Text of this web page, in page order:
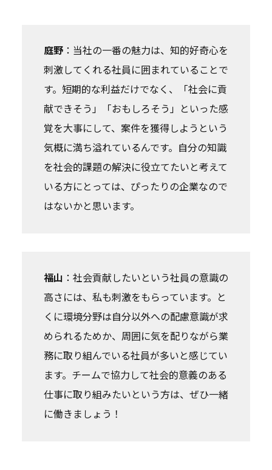
庭野：当社の一番の魅力は、知的好奇心を
刺激してくれる社員に囲まれていることで
す。短期的な利益だけでなく、「社会に貢
献できそう」「おもしろそう」といった感
覚を大事にして、案件を獲得しようという
気概に満ち溢れているんです。自分の知識
を社会的課題の解決に役立てたいと考えて
いる方にとっては、ぴったりの企業なので
はないかと思います。
福山 ：社会貢献したいという社員の意識の
高さには、私も刺激をもらっています。と
くに環境分野は自分以外への配慮意識が求
められるためか、周囲に気を配りながら業
務に取り組んでいる社員が多いと感じてい
ます。チームで協力して社会的意義のある
仕事に取り組みたいという方は、ぜひ一緒
に働きましょう！